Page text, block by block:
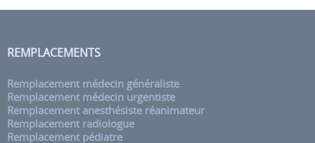
REMPLACEMENTS
Remplacement médecin généraliste
Remplacement médecin urgentiste
Remplacement anesthésiste réanimateur
Remplacement radiologue
Remplacement pédiatre